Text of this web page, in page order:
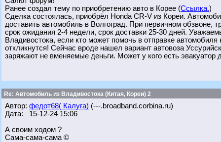
Ранее создал тему по приобретению авто в Корее (Ссылка.)
Сделка состоялась, приобрёл Honda CR-V из Кореи.
доставить автомобиль в Волгоград. При первичном обзвоне,
срок ожидания 2-4 недели, срок доставки 25-30 дней.
Владивостока, если кто может помочь в отправке
откликнутся! Сейчас вроде нашел вариант автовоза
заряжают не вменяемые деньги. Может у кого есть
Re: Автомобиль из Владивостока (Китая, Кореи) 2
Автор: федот68( Калуга) (---.broadband.corbina.ru)
Дата: 15-12-24 15:06
А своим ходом ?
Сама-сама-сама ©